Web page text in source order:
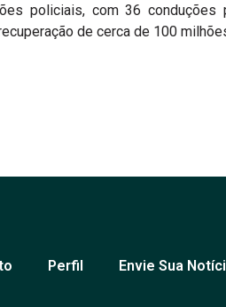
policiais, com 36 conduções
de cerca de 100
Perfil Envie Sua